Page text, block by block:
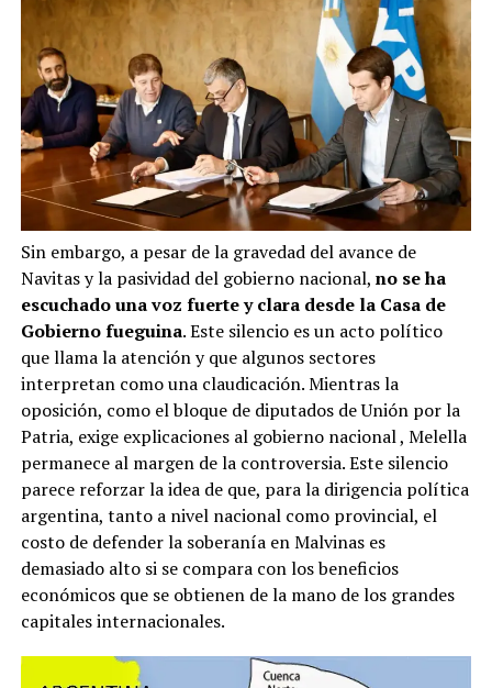
Sin embargo, a pesar de la gravedad del avance de
Navitas y la pasividad del gobierno nacional, no se ha
escuchado una voz fuerte y clara desde la Casa de
Gobierno fueguina. Este silencio es un acto político
que llama la atención y que algunos sectores
interpretan como una claudicación. Mientras la
oposición, como el bloque de diputados de Unión por la
Patria, exige explicaciones al gobierno nacional, Melella
permanece al margen de la controversia. Este silencio
parece reforzar la idea de que, para la dirigencia política
argentina, tanto a nivel nacional como provincial, el
costo de defender la soberanía en Malvinas es
demasiado alto si se compara con los beneficios
económicos que se obtienen de la mano de los grandes
capitales internacionales.